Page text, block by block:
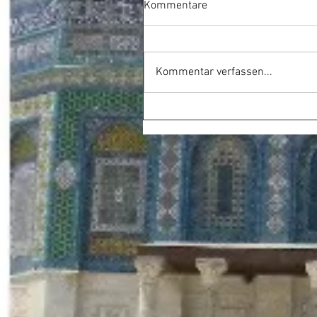
Kommentare
Kommentar verfassen...